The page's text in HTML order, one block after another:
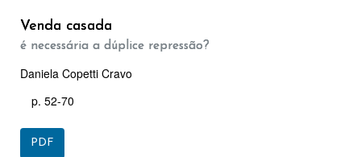
Venda casada
é necessária a dúplice repressão?
Daniela Copetti Cravo
p. 52-70
PDF